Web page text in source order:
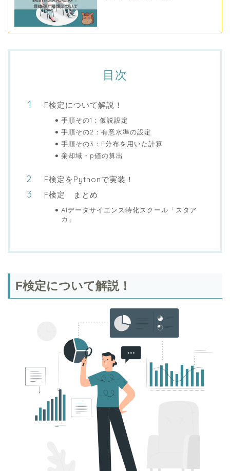
目次
F検定について解説！
手順その1：仮説設定
手順その2：有意水準の設定
手順その3：F分布を用いた計算
棄却域・p値の算出
F検定をPythonで実装！
F検定 まとめ
AIデータサイエンス特化スクール「スタア
カ」
F検定について解説！